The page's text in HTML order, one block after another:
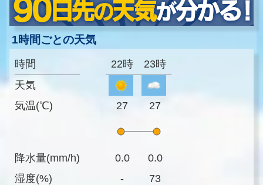
1時間ごとの天気
時間
天気
気温(℃)
降水量(mm/h)
湿度(%)
22時 23時
27 27
0.0
0.0
-
73